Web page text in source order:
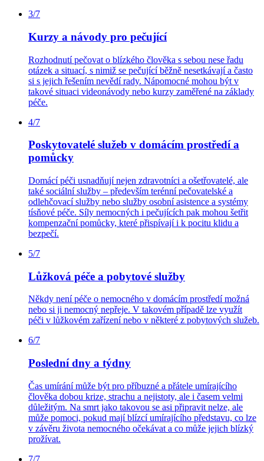
3/7
Kurzy a návody pro pečující
Rozhodnutí pečovat o blízkého člověka s sebou nese řadu
otázek a situací, s nimiž se pečující běžně nesetkávají a často
si s jejich řešením nevědí rady. Nápomocné mohou být v
takové situaci videonávody nebo kurzy zaměřené na základy
péče.
4/7
Poskytovatelé služeb v domácím prostředí a
pomůcky
Domácí péči usnadňují nejen zdravotníci a ošetřovatelé, ale
také sociální služby – především terénní pečovatelské a
odlehčovací služby nebo služby osobní asistence a systémy
tísňové péče. Síly nemocných i pečujících pak mohou šetřit
kompenzační pomůcky, které přispívají i k pocitu klidu a
bezpečí.
5/7
Lůžková péče a pobytové služby
Někdy není péče o nemocného v domácím prostředí možná
nebo si ji nemocný nepřeje. V takovém případě lze využít
péči v lůžkovém zařízení nebo v některé z pobytových služeb.
6/7
Poslední dny a týdny
Čas umírání může být pro příbuzné a přátele umírajícího
člověka dobou krize, strachu a nejistoty, ale i časem velmi
důležitým. Na smrt jako takovou se asi připravit nelze, ale
může pomoci, pokud mají blízcí umírajícího představu, co lze
v závěru života nemocného očekávat a co může jejich blízký
prožívat.
7/7